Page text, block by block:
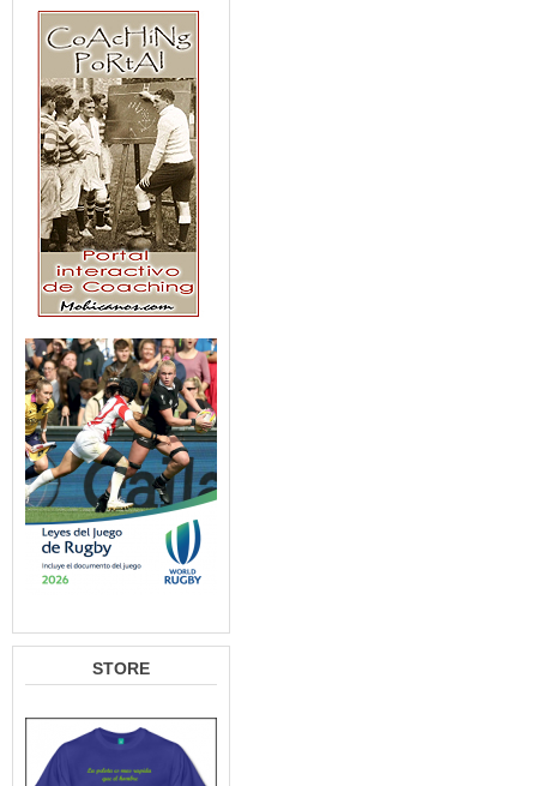
STORE